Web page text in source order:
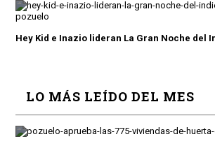
Hey Kid e Inazio lideran La Gran Noche del
LO MÁS LEÍDO DEL MES